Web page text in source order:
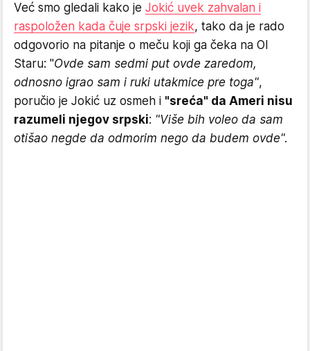
Već smo gledali kako je Jokić uvek zahvalan i
raspoložen kada čuje srpski jezik, tako da je rado
odgovorio na pitanje o meču koji ga čeka na Ol
Staru: "Ovde sam sedmi put ovde zaredom,
odnosno igrao sam i ruki utakmice pre toga",
poručio je Jokić uz osmeh i "sreća" da Ameri nisu
razumeli njegov srpski: "Više bih voleo da sam
otišao negde da odmorim nego da budem ovde".